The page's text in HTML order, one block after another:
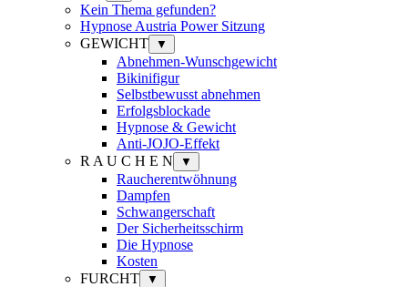
Kein Thema gefunden?
Hypnose Austria Power Sitzung
GEWICHT
▼
Abnehmen-Wunschgewicht
Bikinifigur
Selbstbewusst abnehmen
Erfolgsblockade
Hypnose & Gewicht
Anti-JOJO-Effekt
R A U C H E N
▼
Raucherentwöhnung
Dampfen
Schwangerschaft
Der Sicherheitsschirm
Die Hypnose
Kosten
FURCHT
▼